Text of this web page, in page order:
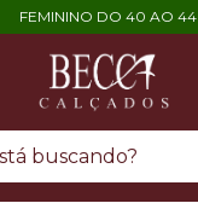
FEMININO DO 40 AO 44